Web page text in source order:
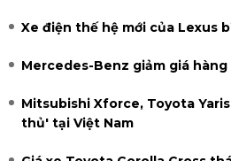
Xe điện thế hệ mới của Lexus
Mercedes-Benz giảm giá
Mitsubishi Xforce, Toyota
thủ' tại Việt Nam